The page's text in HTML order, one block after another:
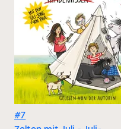
#7